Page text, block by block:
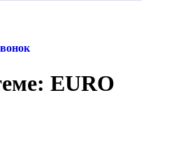
EURO